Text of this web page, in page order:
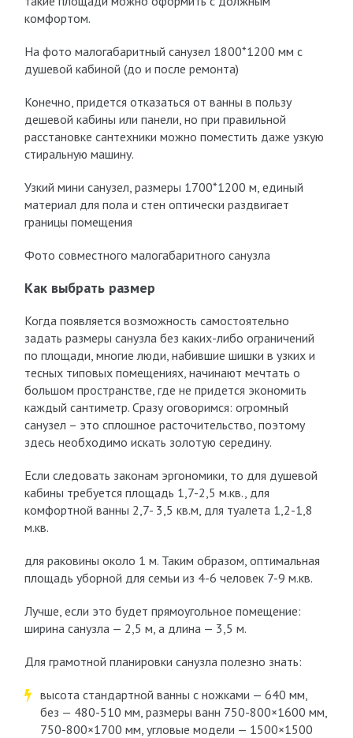
комфортом.
На фото малогабаритный санузел 1800*1200 мм с
душевой кабиной (до и после ремонта)
Конечно, придется отказаться от ванны в пользу
дешевой кабины или панели, но при правильной
расстановке сантехники можно поместить даже узкую
стиральную машину.
Узкий мини санузел, размеры 1700*1200 м, единый
материал для пола и стен оптически раздвигает
границы помещения
Фото совместного малогабаритного санузла
Как выбрать размер
Когда появляется возможность самостоятельно
задать размеры санузла без каких-либо ограничений
по площади, многие люди, набившие шишки в узких и
тесных типовых помещениях, начинают мечтать о
большом пространстве, где не придется экономить
каждый сантиметр. Сразу оговоримся: огромный
санузел – это сплошное расточительство, поэтому
здесь необходимо искать золотую середину.
Если следовать законам эргономики, то для душевой
кабины требуется площадь 1,7-2,5 м.кв., для
комфортной ванны 2,7- 3,5 кв.м, для туалета 1,2-1,8
м.кв.
для раковины около 1 м. Таким образом, оптимальная
площадь уборной для семьи из 4-6 человек 7-9 м.кв.
Лучше, если это будет прямоугольное помещение:
ширина санузла — 2,5 м, а длина — 3,5 м.
Для грамотной планировки санузла полезно знать:
высота стандартной ванны с ножками — 640 мм,
без — 480-510 мм, размеры ванн 750-800×1600 мм,
750-800×1700 мм, угловые модели — 1500×1500